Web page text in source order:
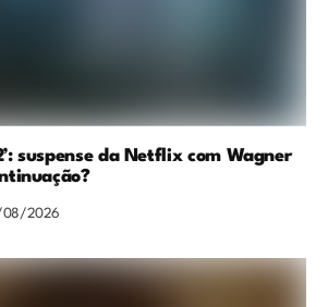
suspense da Netflix com Wagner
2026